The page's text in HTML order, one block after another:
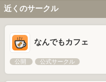
近くのサークル
なんでもカフェ
公開 公式サークル